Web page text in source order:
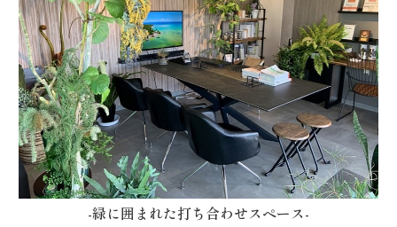
-緑に囲まれた打ち合わせスペース-